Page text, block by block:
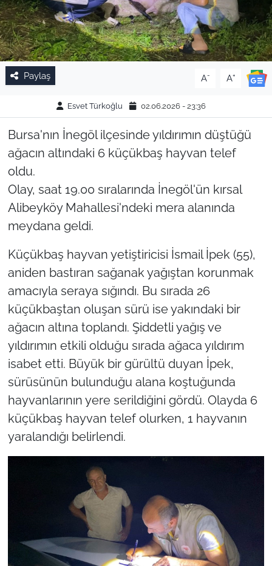
Paylaş A- A+
Esvet Türkoğlu 02.06.2026 - 23:36
Bursa'nın İnegöl ilçesinde yıldırımın düştüğü
ağacın altındaki 6 küçükbaş hayvan telef
oldu.
Olay, saat 19.00 sıralarında İnegöl'ün kırsal
Alibeyköy Mahallesi'ndeki mera alanında
meydana geldi.
Küçükbaş hayvan yetiştiricisi İsmail İpek (55),
aniden bastıran sağanak yağıştan korunmak
amacıyla seraya sığındı. Bu sırada 26
küçükbaştan oluşan sürü ise yakındaki bir
ağacın altına toplandı. Şiddetli yağış ve
yıldırımın etkili olduğu sırada ağaca yıldırım
isabet etti. Büyük bir gürültü duyan İpek,
sürüsünün bulunduğu alana koştuğunda
hayvanlarının yere serildiğini gördü. Olayda 6
küçükbaş hayvan telef olurken, 1 hayvanın
yaralandığı belirlendi.